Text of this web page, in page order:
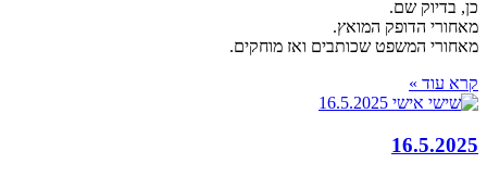
כן, בדיוק שם.
מאחורי הדופק המואץ.
מאחורי המשפט שכותבים ואז מוחקים.
קרא עוד »
16.5.2025